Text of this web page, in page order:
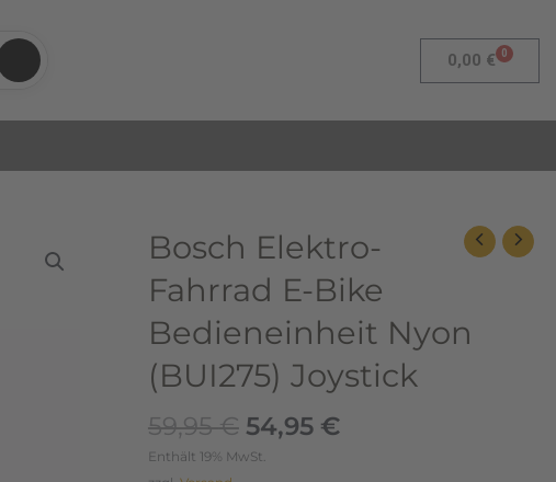
0,00 € 0
Bosch Elektro-
Fahrrad E-Bike
Bedieneinheit Nyon
(BUI275) Joystick
59,95€
Ursprünglicher
Preis
war:
59,95 €
54,95 €
Aktueller
Preis
ist:
54,95 €.
Enthält 19% MwSt.
Bosch
Elektro-
Fahrrad
Bike
Bedieneinheit
Nyon
(BUI275)
Joystick
Menge